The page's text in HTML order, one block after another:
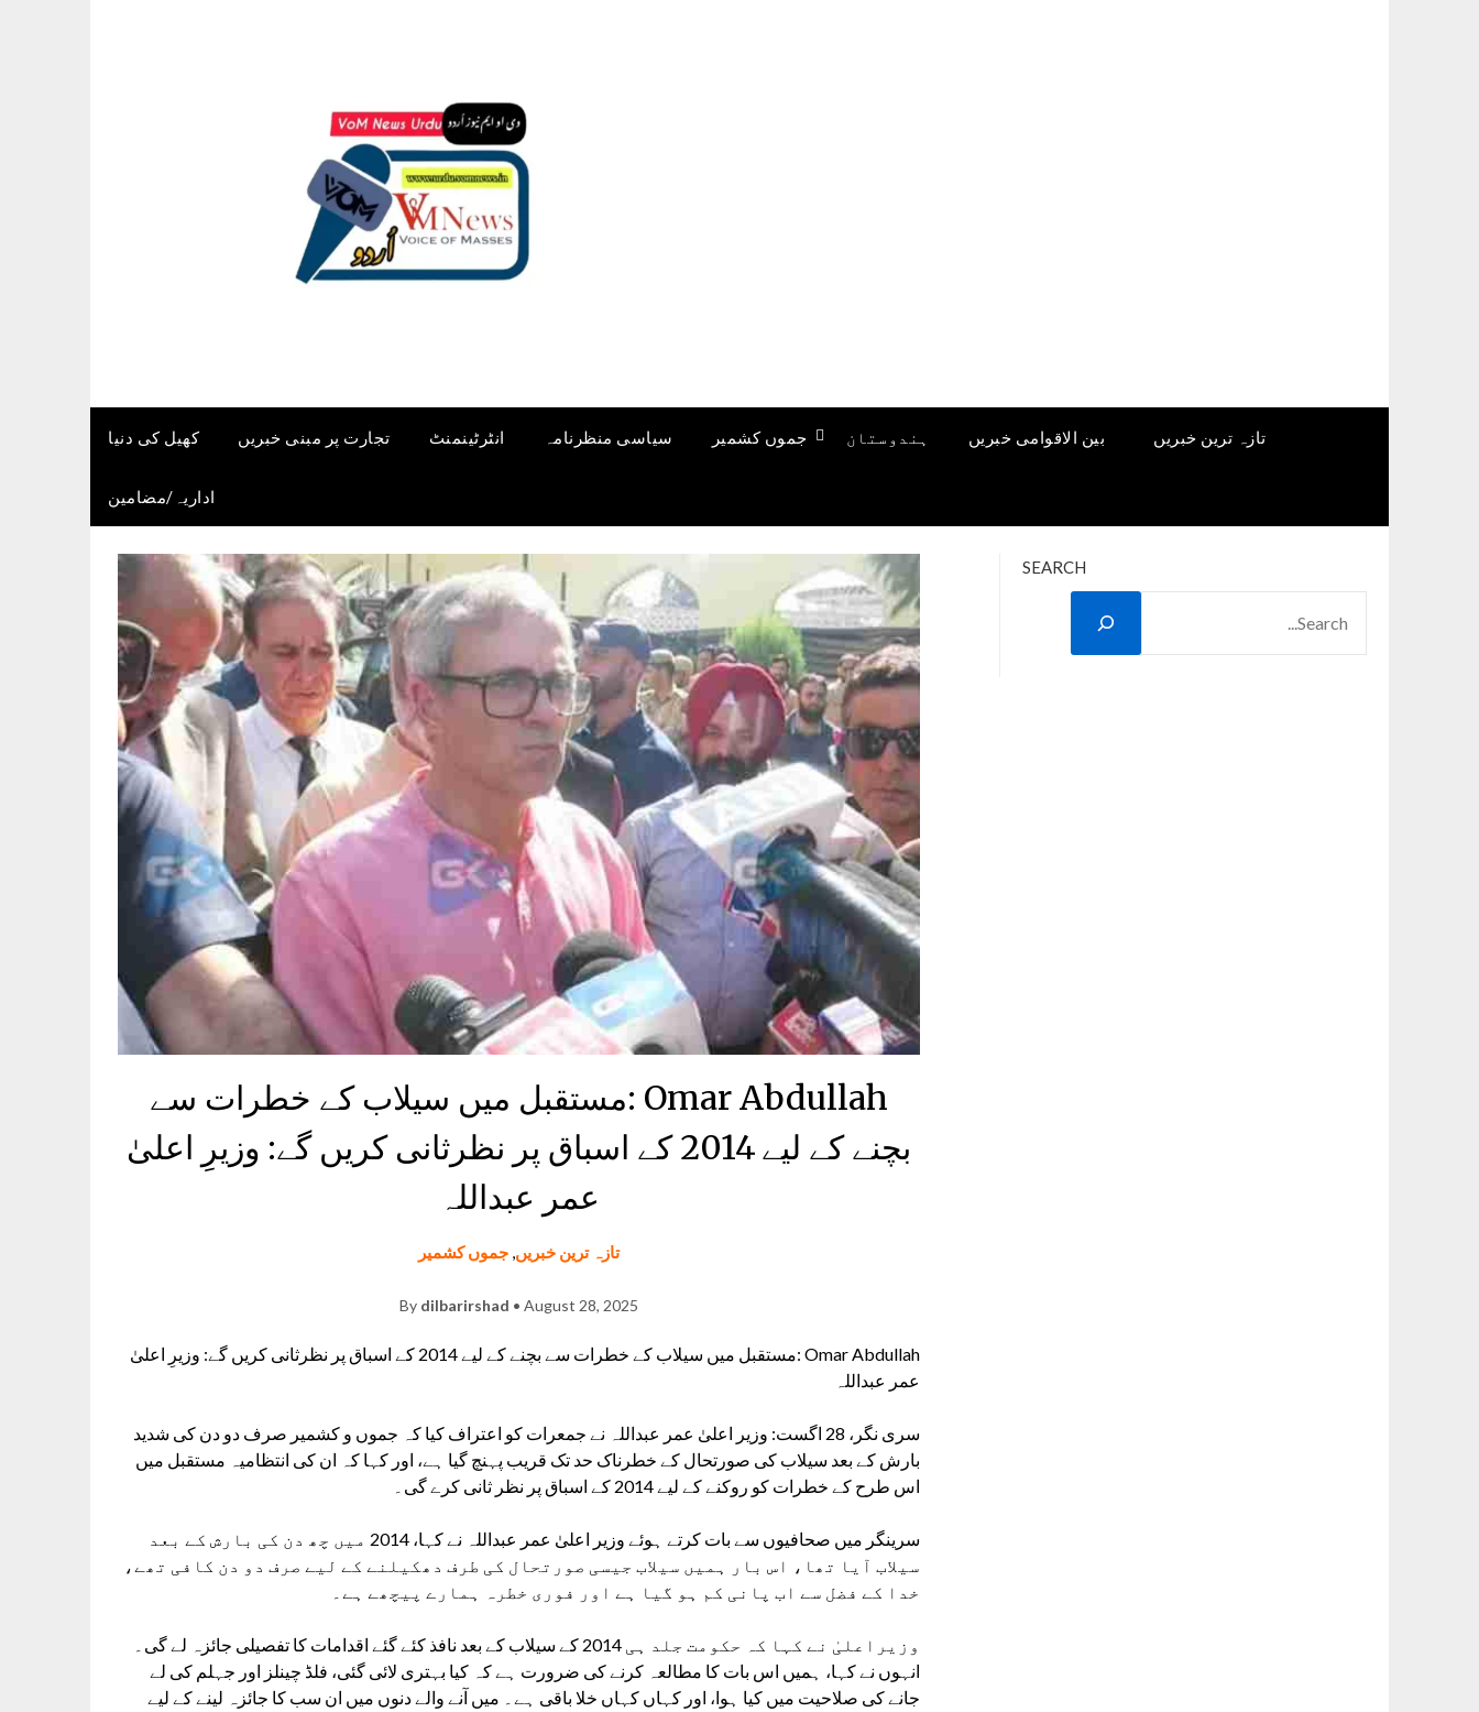
تازہ ترین خبریں بین الاقوامی خبریں ہندوستان جموں کشمیر سیاسی منظرنامہ انٹرٹینمنٹ تجارت پر مبنی خبریں کھیل کی دنیا
اداریہ/مضامین
Omar Abdullah :مستقبل میں سیلاب کے خطرات سے
بچنے کے لیے 2014 کے اسباق پر نظرثانی کریں گے: وزیرِ اعلیٰ
عمر عبداللہ
تازہ ترین خبریں,جموں کشمیر
By dilbarirshad • August 28, 2025
Omar Abdullah :مستقبل میں سیلاب کے خطرات سے بچنے کے لیے 2014 کے اسباق پر نظرثانی کریں گے: وزیرِ اعلیٰ
عمر عبداللہ
سری نگر، 28 اگست: وزیر اعلیٰ عمر عبداللہ نے جمعرات کو اعتراف کیا کہ جموں و کشمیر صرف دو دن کی شدید
بارش کے بعد سیلاب کی صورتحال کے خطرناک حد تک قریب پہنچ گیا ہے، اور کہا کہ ان کی انتظامیہ مستقبل میں
اس طرح کے خطرات کو روکنے کے لیے 2014 کے اسباق پر نظر ثانی کرے گی۔
سرینگر میں صحافیوں سے بات کرتے ہوئے وزیر اعلیٰ عمر عبداللہ نے کہا، 2014 میں چھ دن کی بارش کے بعد
سیلاب آیا تھا، اس بار ہمیں سیلاب جیسی صورتحال کی طرف دھکیلنے کے لیے صرف دو دن کافی تھے،
خدا کے فضل سے اب پانی کم ہو گیا ہے اور فوری خطرہ ہمارے پیچھے ہے۔
وزیراعلیٰ نے کہا کہ حکومت جلد ہی 2014 کے سیلاب کے بعد نافذ کئے گئے اقدامات کا تفصیلی جائزہ لے گی۔
انہوں نے کہا، ہمیں اس بات کا مطالعہ کرنے کی ضرورت ہے کہ کیا بہتری لائی گئی، فلڈ چینلز اور جہلم کی لے
جانے کی صلاحیت میں کیا ہوا، اور کہاں کہاں خلا باقی ہے۔ میں آنے والے دنوں میں ان سب کا جائزہ لینے کے لیے
SEARCH